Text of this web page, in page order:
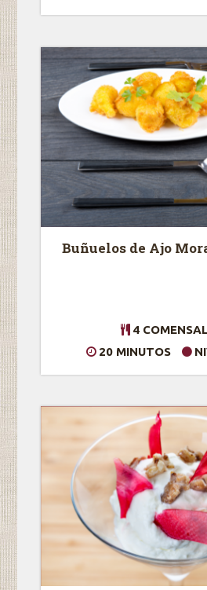
Buñuelos de Ajo
4
20 MINUTOS